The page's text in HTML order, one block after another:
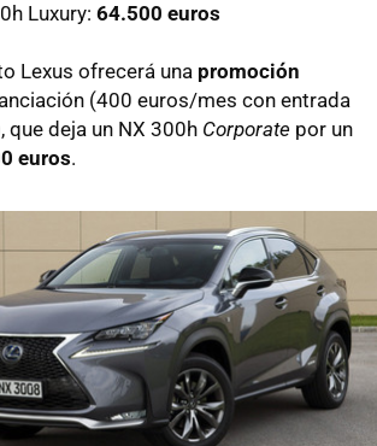
Luxury: 64.500 euros
Lexus ofrecerá una promoción
(400 euros/mes con entrada
que deja un NX 300h Corporate por un
euros.